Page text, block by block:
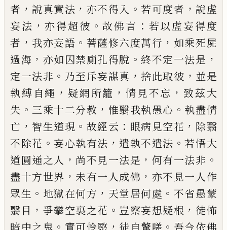
者 ，說真實法 ， 亦不得入 。若可度者 ，說虗
妄法 ，亦得超彼 。故佛言 ： 若以虗妄得度
者 ， 我亦妄語 。 菩薩修六度萬行 ， 如乘死屍
過海 ， 亦如囚禁廁孔得脫 。 終不定一法是 ，
定一法非 。 乃至斥妄謀真 ， 捨此取彼 ， 並是
執縛自繩 ， 疑網所籠 ， 情見不忘 ， 致茲大
失 。 三乘十二分教 ， 惟翳我執愚心 。 執盡情
亡 ， 智生道現 。 故經云 ： 眼病見空花 ， 除翳
不除花 。妄心執有法 ， 遣執不遣法 。若悟大
道圓通之人 ， 尚不見一法是 ， 何有一法非 。
盡十方世界 ， 未有一人成佛 ， 亦不 見一人作
眾生 。 地獄在何方 ， 天堂居何處 。 不省愚蒙
翳目 ， 爭攀空裏之花 。 豈察妄想疑根 ， 徒怖
暗中之鬼 。 實可怜愍 ， 徒自驚嗟 。 吾今依佛